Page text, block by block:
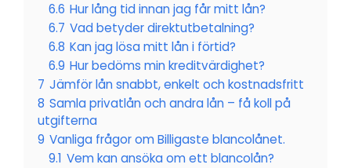
6.6 Hur lång tid innan jag får mitt lån?
6.7 Vad betyder direktutbetalning?
6.8 Kan jag lösa mitt lån i förtid?
6.9 Hur bedöms min kreditvärdighet?
7 Jämför lån snabbt, enkelt och kostnadsfritt
8 Samla privatlån och andra lån – få koll på
utgifterna
9 Vanliga frågor om Billigaste blancolånet.
9.1 Vem kan ansöka om ett blancolån?